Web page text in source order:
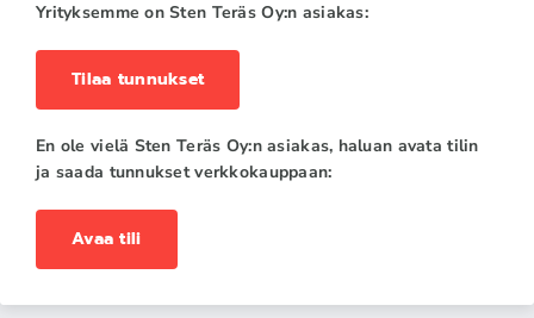
Yrityksemme on Sten Teräs Oy:n asiakas:
Tilaa tunnukset
En ole vielä Sten Teräs Oy:n asiakas, haluan avata tilin
ja saada tunnukset verkkokauppaan:
Avaa tili